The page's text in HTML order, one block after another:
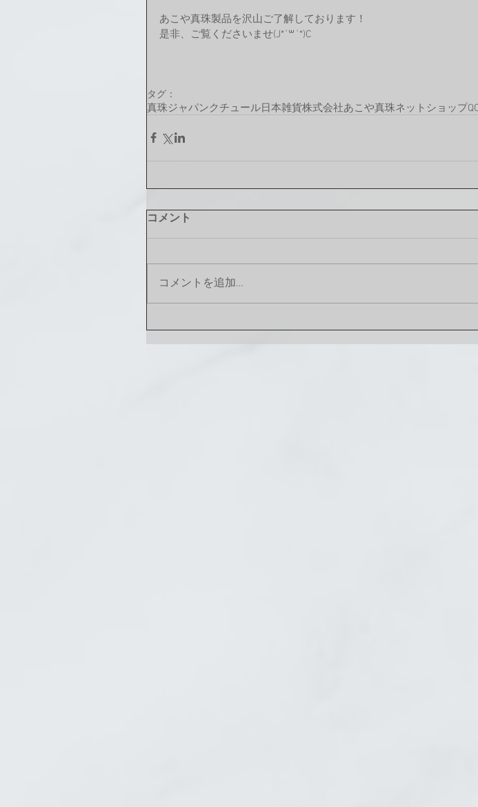
あこや真珠製品を沢山ご了解しております！
是非、ご覧くださいませ(J*´꒳`*)C
タグ：
真珠ジャパンクチュール日本雑貨株式会社あこや真珠ネットショップ
コメント
コメントを追加…